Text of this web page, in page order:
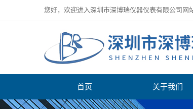
您好，欢迎进入深圳市深博瑞仪器仪表有限公司网
首页 关于我们